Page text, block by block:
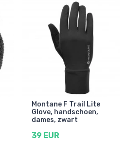
Montane F Trail Lite
Glove, handschoen,
dames, zwart
39 EUR